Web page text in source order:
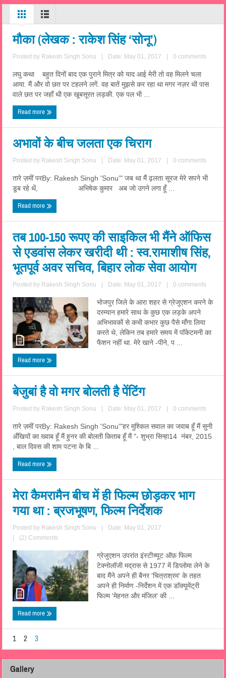
मौका (लेखक : राकेश सिंह ‘सोनू’)
Posted by Rakesh Singh Sonu Date: May 01, 2017 0 comments
लघु कथा बहुत दिनों बाद एक पुराने मित्र को याद आई मेरी तो वह मिलने चला
आया. मैं और वो छत पर टहलने लगें. वह बातें मुझसे कर रहा था मगर नज़र थी पास
वाले छत पर जहाँ थी एक खूबसूरत लड़की. एक पल भी ...
Read more
अभावों के बीच जलता एक चिराग
Posted by Rakesh Singh Sonu Date: May 01, 2017 0 comments
तारे ज़मीं परBy: Rakesh Singh 'Sonu'" जब था मैं ढ़लता सूरज मेरे सपने भी
डूब रहे थें, अभिषेक कुमार अब जो उगने लगा हूँ ...
Read more
तब 100-150 रूपए की साइकिल भी मैंने ऑफिस
से एडवांस लेकर खरीदी थी : स्व.रामाशीष सिंह,
भूतपूर्व अवर सचिव, बिहार लोक सेवा आयोग
Posted by Rakesh Singh Sonu Date: May 01, 2017 0 comments
भोजपुर जिले के आरा शहर से ग्रेजुएशन करने के
दरम्यान हमारे साथ के कुछ एक लड़के अपने
अभिभावकों से कभी कभार कुछ पैसे माँगा लिया
करते थे, लेकिन तब हमारे समय में पॉकेटमनी का
फैशन नहीं था. मेरे खाने -पीने, प ...
Read more
बेजुबां है वो मगर बोलती है पेंटिंग
Posted by Rakesh Singh Sonu Date: May 01, 2017 0 comments
तारे ज़मीं परBy: Rakesh Singh 'Sonu'"हर मुश्किल सवाल का जवाब हूँ मैं सुनी
अँखियों का ख्वाब हूँ मैं हुनर की बोलती किताब हूँ मैं "- शुभ्रा सिन्हा14 नंबर, 2015
, बाल दिवस की शाम पटना के बि ...
Read more
मेरा कैमरामैन बीच में ही फिल्म छोड़कर भाग
गया था : ब्रजभूषण, फिल्म निर्देशक
Posted by Rakesh Singh Sonu
Date: May 01, 2017
(2) Comments
ग्रेजुएशन उपरांत इंस्टीच्यूट ऑफ़ फिल्म
टेक्नोलॉजी मद्रास से 1977 में डिप्लोमा लेने के
बाद मैंने अपने ही बैनर 'चित्राश्रम' के तहत
अपने ही निर्माण -निर्देशन में एक डॉक्यूमेंट्री
फिल्म 'मेहनत और मंजिल' की ...
Read more
1 2 3
Gallery